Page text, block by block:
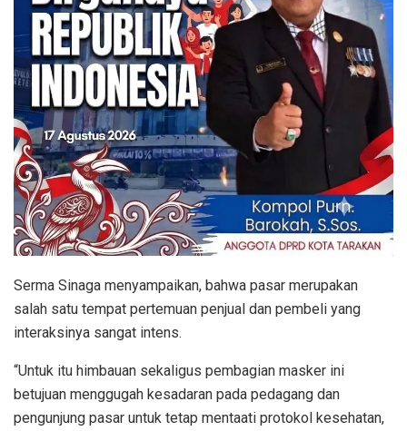
Serma Sinaga menyampaikan, bahwa pasar merupakan
salah satu tempat pertemuan penjual dan pembeli yang
interaksinya sangat intens.
“Untuk itu himbauan sekaligus pembagian masker ini
betujuan menggugah kesadaran pada pedagang dan
pengunjung pasar untuk tetap mentaati protokol kesehatan,